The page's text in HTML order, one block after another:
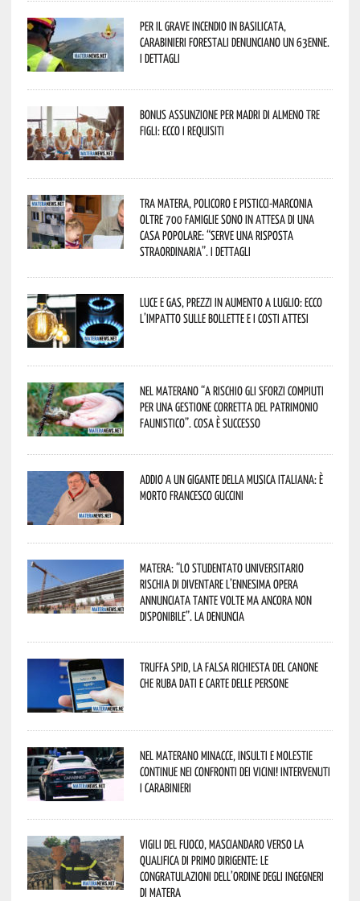
Per il grave incendio in Basilicata,
Carabinieri forestali denunciano un 63enne.
I dettagli
Bonus assunzione per madri di almeno tre
figli: ecco i requisiti
Tra Matera, Policoro e Pisticci-Marconia
oltre 700 famiglie sono in attesa di una
casa popolare: “serve una risposta
straordinaria”. I dettagli
Luce e gas, prezzi in aumento a luglio: ecco
l’impatto sulle bollette e i costi attesi
Nel materano “a rischio gli sforzi compiuti
per una gestione corretta del patrimonio
faunistico”. Cosa è successo
Addio a un gigante della musica italiana: è
morto Francesco Guccini
Matera: “Lo studentato universitario
rischia di diventare l’ennesima opera
annunciata tante volte ma ancora non
disponibile”. La denuncia
Truffa Spid, la falsa richiesta del canone
che ruba dati e carte delle persone
Nel materano minacce, insulti e molestie
continue nei confronti dei vicini! Intervenuti
i Carabinieri
Vigili del Fuoco, Masciandaro verso la
qualifica di Primo Dirigente: le
congratulazioni dell’Ordine degli Ingegneri
di Matera